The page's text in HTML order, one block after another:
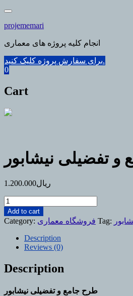
Skip
content
projememari
انجام کلیه پروژه های معماری
برای سفارش پروژه کلیک کنید.
0
Cart
تفضیلی نیشابور
ریال1.200.000
طرح
جامع
و
نیشابور
quantity
Add to cart
Category: فروشگاه معماری Tag:
Description
Reviews (0)
Description
طرح جامع و تفضیلی نیشابور